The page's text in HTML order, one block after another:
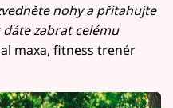
nohy a přitahujte
zabrat celému
maxa, fitness trenér